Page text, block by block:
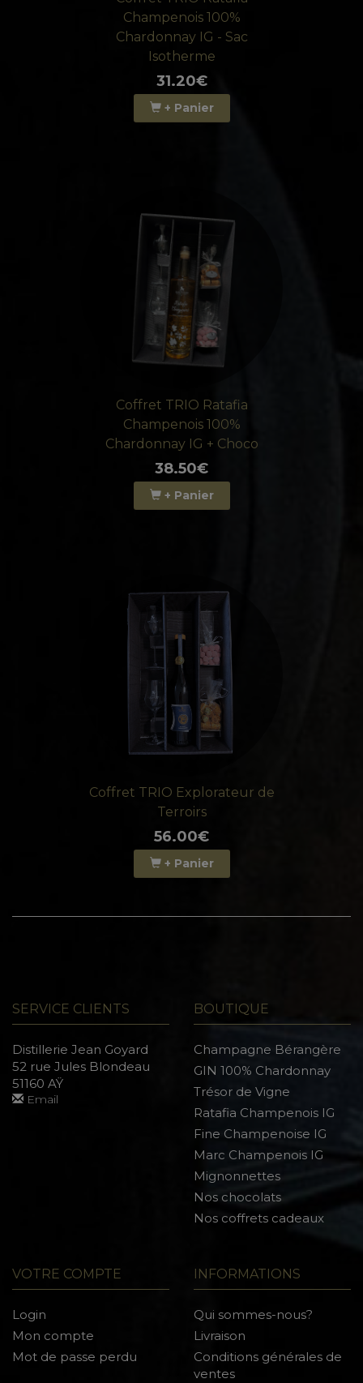
Champenois 100%
Chardonnay IG - Sac
Isotherme
31.20€
+ Panier
Coffret TRIO Ratafia
Champenois 100%
Chardonnay IG + Choco
38.50€
+ Panier
Coffret TRIO Explorateur de
Terroirs
56.00€
+ Panier
SERVICE CLIENTS
Distillerie Jean Goyard
52 rue Jules Blondeau
51160 AŸ
Email
BOUTIQUE
Champagne Bérangère
GIN 100% Chardonnay
Trésor de Vigne
Ratafia Champenois IG
Fine Champenoise IG
Marc Champenois IG
Mignonnettes
Nos chocolats
Nos coffrets cadeaux
VOTRE COMPTE
Login
Mon compte
Mot de passe perdu
INFORMATIONS
Qui sommes-nous?
Livraison
Conditions générales de
ventes